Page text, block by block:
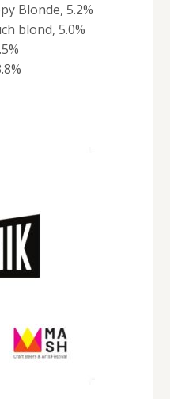
Blonde, 5.2%
blond, 5.0%